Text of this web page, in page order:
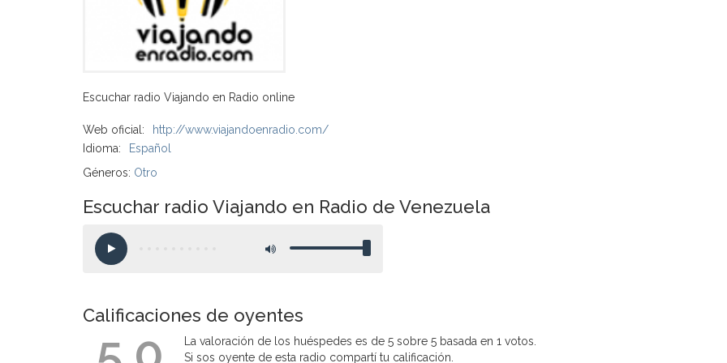
Escuchar radio Viajando en Radio online
Web oficial:
http://www.viajandoenradio.com/
Idioma:
Español
Géneros: Otro
Escuchar radio Viajando en Radio de Venezuela
Calificaciones de oyentes
La valoración de los huéspedes es de 5 sobre 5 basada en 1 votos.
Si sos oyente de esta radio compartí tu calificación.